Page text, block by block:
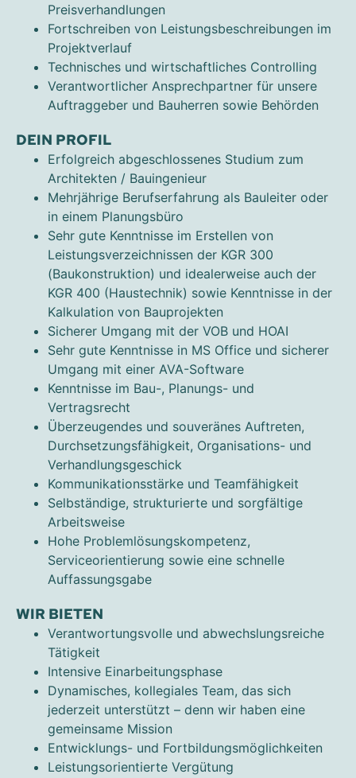
Preisverhandlungen
Fortschreiben von Leistungsbeschreibungen im
Projektverlauf
Technisches und wirtschaftliches Controlling
Verantwortlicher Ansprechpartner für unsere
Auftraggeber und Bauherren sowie Behörden
DEIN PROFIL
Erfolgreich abgeschlossenes Studium zum
Architekten / Bauingenieur
Mehrjährige Berufserfahrung als Bauleiter oder
in einem Planungsbüro
Sehr gute Kenntnisse im Erstellen von
Leistungsverzeichnissen der KGR 300
(Baukonstruktion) und idealerweise auch der
KGR 400 (Haustechnik) sowie Kenntnisse in der
Kalkulation von Bauprojekten
Sicherer Umgang mit der VOB und HOAI
Sehr gute Kenntnisse in MS Office und sicherer
Umgang mit einer AVA-Software
Kenntnisse im Bau-, Planungs- und
Vertragsrecht
Überzeugendes und souveränes Auftreten,
Durchsetzungsfähigkeit, Organisations- und
Verhandlungsgeschick
Kommunikationsstärke und Teamfähigkeit
Selbständige, strukturierte und sorgfältige
Arbeitsweise
Hohe Problemlösungskompetenz,
Serviceorientierung sowie eine schnelle
Auffassungsgabe
WIR BIETEN
Verantwortungsvolle und abwechslungsreiche
Tätigkeit
Intensive Einarbeitungsphase
Dynamisches, kollegiales Team, das sich
jederzeit unterstützt – denn wir haben eine
gemeinsame Mission
Entwicklungs- und Fortbildungsmöglichkeiten
Leistungsorientierte Vergütung